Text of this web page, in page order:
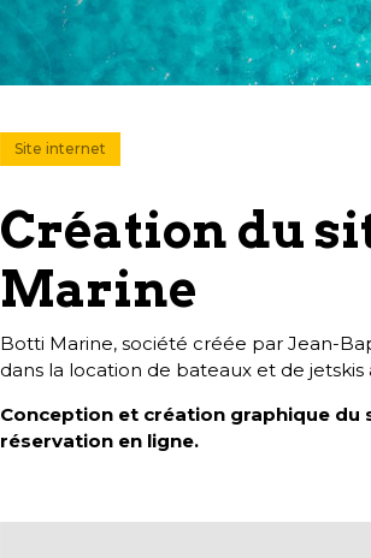
Site internet
Création du
Marine
Botti Marine, société créée par Jean-
dans la location de bateaux et de jetskis
Conception et création graphique
réservation en ligne.